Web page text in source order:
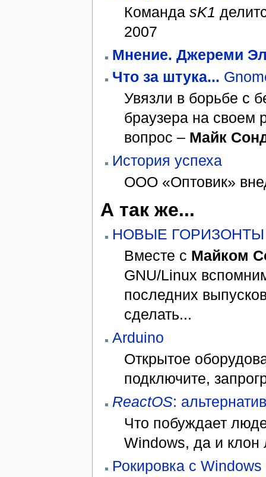
КомандаsK1
2007
Мнение. Джереми
Что за штука...
Увязли в борьбе с
браузера на своем
вопрос – Майк
История успеха
ООО «Оптовик»
А так же...
НОВЫЕ ГОРИЗОНТЫ
Вместе с Майком
GNU/Linux
последних
сделать...
Arduino
Открытое
подключите,
ReactOS:
Что побуждает
Windows, да и клон
Рокировка с Windows